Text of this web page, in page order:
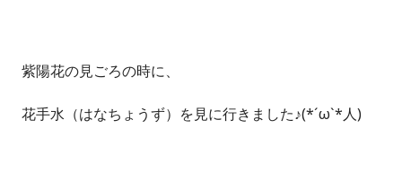
紫陽花の見ごろの時に、
花手水（はなちょうず）を見に行きました♪(*´ω`*人)